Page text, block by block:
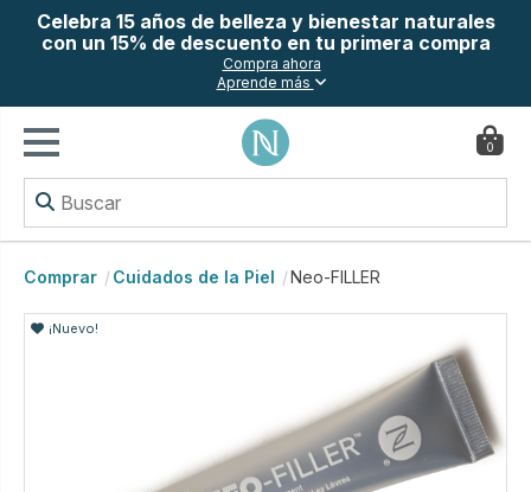
Celebra 15 años de belleza y bienestar naturales
con un 15% de descuento en tu primera compra
Compra ahora
Aprende más
0
Comprar Cuidados de la Piel Neo-FILLER
¡Nuevo!
¡Nuevo!
¡Nuevo!
¡Nuevo!
¡Nuevo!
¡Nuevo!
¡Nuevo!
¡Nuevo!